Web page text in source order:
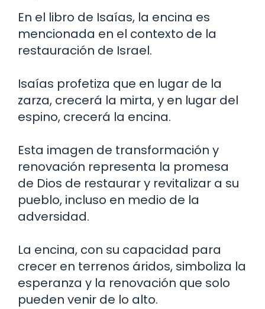
En el libro de Isaías, la encina es
mencionada en el contexto de la
restauración de Israel.
Isaías profetiza que en lugar de la
zarza, crecerá la mirta, y en lugar del
espino, crecerá la encina.
Esta imagen de transformación y
renovación representa la promesa
de Dios de restaurar y revitalizar a su
pueblo, incluso en medio de la
adversidad.
La encina, con su capacidad para
crecer en terrenos áridos, simboliza la
esperanza y la renovación que solo
pueden venir de lo alto.